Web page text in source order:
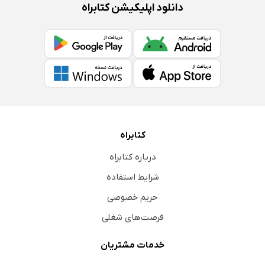
دانلود اپلیکیشن کتابراه
کتابراه
درباره کتابراه
شرایط استفاده
حریم خصوصی
فرصت‌های شغلی
خدمات مشتریان